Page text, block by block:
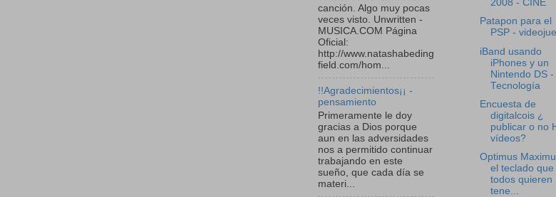
canción. Algo muy pocas
veces visto. Unwritten -
MUSICA.COM Página
Oficial:
http://www.natashabeding
field.com/hom...
!!Agradecimientos¡¡ -
pensamiento
Primeramente le doy
gracias a Dios porque
aun en las adversidades
nos a permitido continuar
trabajando en este
sueño, que cada día se
materi...
2008 - CINE
Patapon para el
PSP -
iBand usando
iPhones y un
Nintendo DS -
Tecnología
Encuesta de
digitalcois ¿
publicar o no
vídeos?
Optimus
el teclado que
todos quieren
tene...